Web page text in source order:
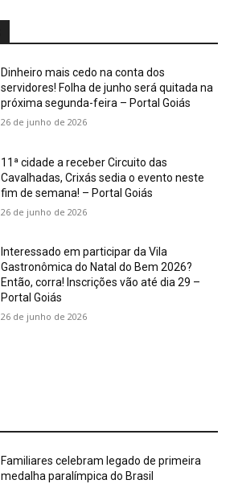
Dinheiro mais cedo na conta dos
servidores! Folha de junho será quitada na
próxima segunda-feira – Portal Goiás
26 de junho de 2026
11ª cidade a receber Circuito das
Cavalhadas, Crixás sedia o evento neste
fim de semana! – Portal Goiás
26 de junho de 2026
Interessado em participar da Vila
Gastronômica do Natal do Bem 2026?
Então, corra! Inscrições vão até dia 29 –
Portal Goiás
26 de junho de 2026
Familiares celebram legado de primeira
medalha paralímpica do Brasil